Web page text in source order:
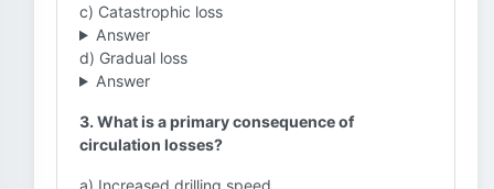
c) Catastrophic loss
Answer
d) Gradual loss
Answer
3. What is a primary consequence of
circulation losses?
a) Increased drilling speed